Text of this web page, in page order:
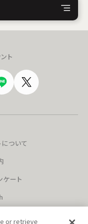
ト
ついて
ケート
or retrieve